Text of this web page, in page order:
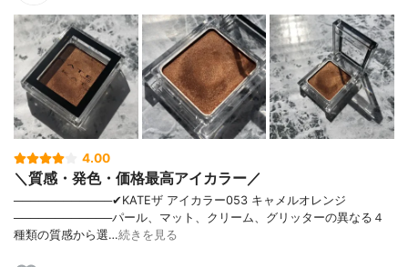
4.00
＼質感・発色・価格最高アイカラー／
────────────✔︎KATEザ アイカラー053 キャメルオレンジ
────────────パール、マット、クリーム、グリッターの異なる４
種類の質感から選…続きを見る